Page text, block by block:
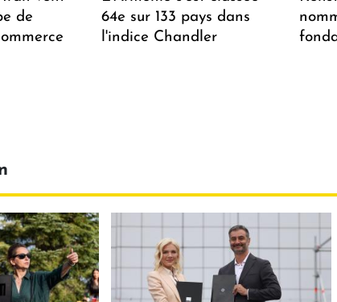
de
64e sur 133 pays dans
l'indice Chandler